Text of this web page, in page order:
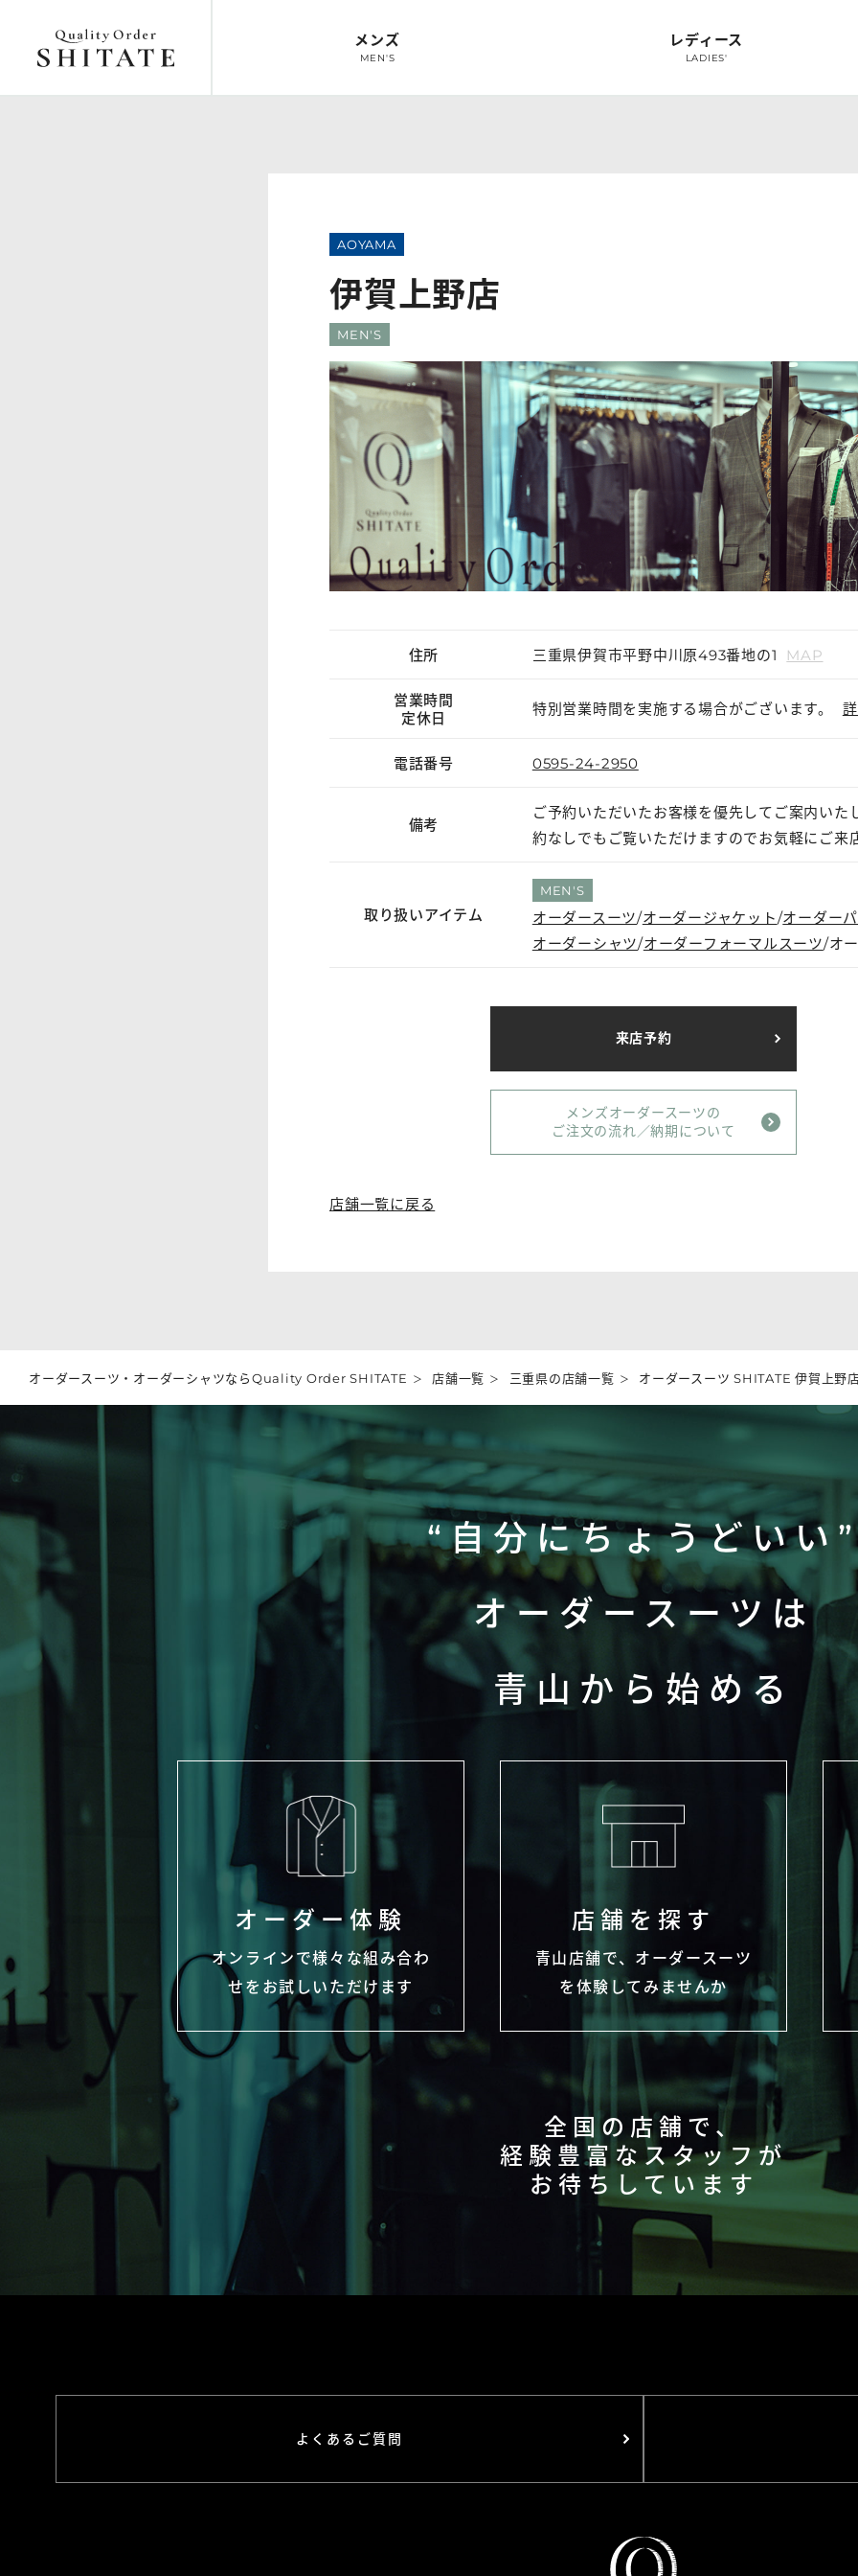
メンズ
MEN'S
レディース
LADIES'
AOYAMA
伊賀上野店
MEN'S
住所 三重県伊賀市平野中川原493番地の1 MAP
営業時間
定休日
特別営業時間を実施する場合がございます。
電話番号 0595-24-2950
備考
ご予約いただいたお客様を優先してご案内いた
約なしでもご覧いただけますのでお気軽にご来
取り扱いアイテム
MEN'S
オーダースーツ オーダージャケット オーダー
オーダーシャツ オーダーフォーマルスーツ オ
来店予約
メンズオーダースーツの
ご注文の流れ／納期について
店舗一覧に戻る
オーダースーツ・オーダーシャツならQuality Order SHITATE 店舗一覧 三重県の店舗一覧 オーダースーツ SHITATE 伊賀上野
“自分にちょうどいい
オーダースーツは
青山から始める
オーダー体験
オンラインで様々な組み合わ
せをお試しいただけます
店舗を探す
青山店舗で、オーダースーツ
を体験してみませんか
全国の店舗で、
経験豊富なスタッフが
お待ちしています
よくあるご質問